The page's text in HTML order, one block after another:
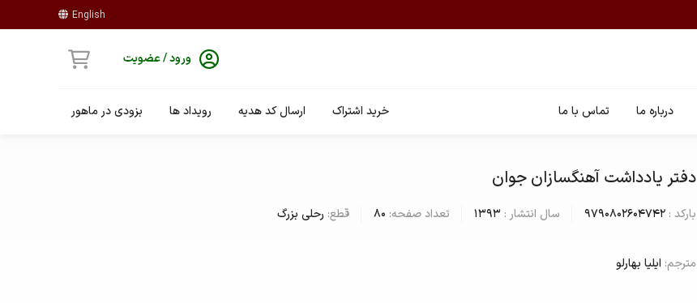
English
ورود / عضویت
درباره ما تماس با ما خرید اشتراک ارسال کد هدیه رویداد ها بزودی در ماهور
دفتر یادداشت آهنگسازان جوان
بارکد :9790802604742 سال انتشار :1393 تعداد صفحه: 80 قطع: رحلی بزرگ
مترجم: ایلیا بهارلو